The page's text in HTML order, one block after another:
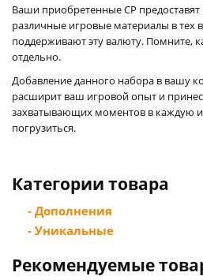
Ваши приобретенные CP
различные игровые материалы в тех
поддерживают эту валюту. Помните,
отдельно.
Добавление данного набора в вашу
расширит ваш игровой опыт и
захватывающих моментов в каждую
погрузиться.
Категории товара
- Дополнения
- Уникальные
Рекомендуемые